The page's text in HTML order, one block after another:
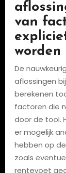
van
worden
De
aflossingen
berekenen
factoren die
door de tool.
er mogelijk
hebben op
zoals
rentevoet